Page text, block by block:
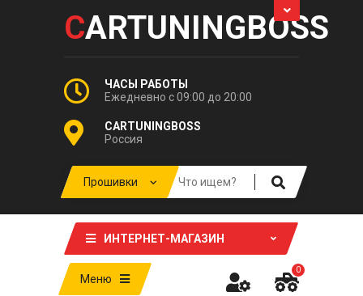
CARTUNINGBOSS
ЧАСЫ РАБОТЫ
Ежедневно с 09:00 до 20:00
CARTUNINGBOSS
Россия
ИНТЕРНЕТ-МАГАЗИН
Меню
0